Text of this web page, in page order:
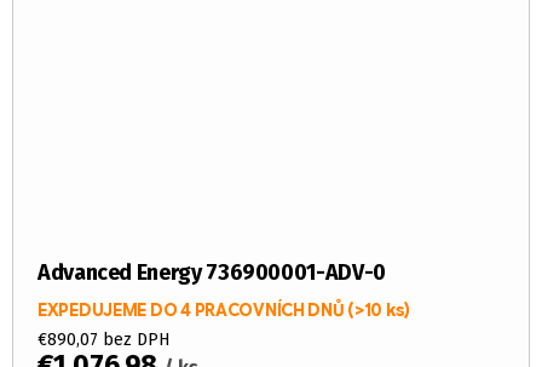
Advanced Energy 736900001-ADV-0
EXPEDUJEME DO 4 PRACOVNÍCH DNŮ (>10 ks)
€890,07 bez DPH